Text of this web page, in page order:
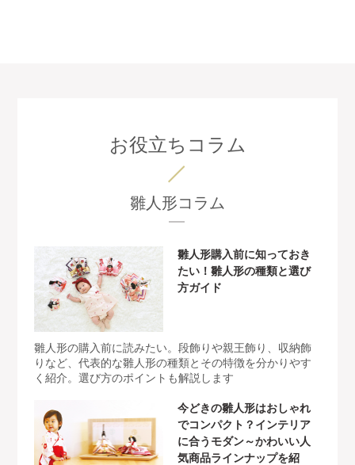
お役立ちコラム
雛人形コラム
雛人形購入前に知っておき
たい！雛人形の種類と選び
方ガイド
雛人形の購入前に読みたい。段飾りや親王飾り、収納飾
りなど、代表的な雛人形の種類とその特徴を分かりやす
く紹介。選び方のポイントも解説します
今どきの雛人形はおしゃれ
でコンパクト？インテリア
に合うモダン～かわいい人
気商品ラインナップを紹